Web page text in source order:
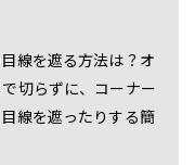
線を遮る方法は？オ
切らずに、コーナー
線を遮ったりする簡